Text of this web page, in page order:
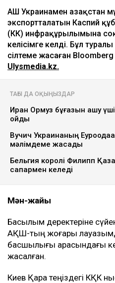
АҚШ Украинамен Қазақстан
экспортталатын Каспий
(КҚК) инфрақұрылымына
келісімге келді. Бұл
сілтеме жасаған
Ulysmedia.kz.
ТАҒЫ ДА ОҚЫҢЫЗДАР
Иран Ормуз бұғазын ашу
қойды
Вучич Украинаның
мәлімдеме жасады
Бельгия королі Филипп
сапармен келеді
Мән-жайы
Басылым деректеріне
АҚШ-тың жоғары
басшылығы арасындағы
жасалған.
Киев Қара теңіздегі КҚК